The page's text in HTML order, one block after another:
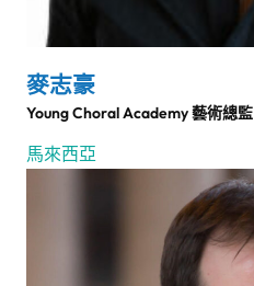
麥志豪
Young Choral Academy 藝術總監
馬來西亞